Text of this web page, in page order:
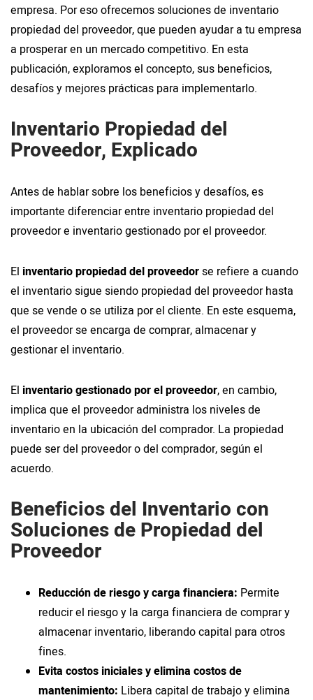
empresa. Por eso ofrecemos soluciones de inventario
propiedad del proveedor, que pueden ayudar a tu empresa
a prosperar en un mercado competitivo. En esta
publicación, exploramos el concepto, sus beneficios,
desafíos y mejores prácticas para implementarlo.
Inventario Propiedad del
Proveedor, Explicado
Antes de hablar sobre los beneficios y desafíos, es
importante diferenciar entre inventario propiedad del
proveedor e inventario gestionado por el proveedor.
El inventario propiedad del proveedorse refiere a cuando
el inventario sigue siendo propiedad del proveedor hasta
que se vende o se utiliza por el cliente. En este esquema,
el proveedor se encarga de comprar, almacenar y
gestionar el inventario.
El inventario gestionado por el proveedor, en cambio,
implica que el proveedor administra los niveles de
inventario en la ubicación del comprador. La propiedad
puede ser del proveedor o del comprador, según el
acuerdo.
Beneficios del Inventario con
Soluciones de Propiedad del
Proveedor
Reducción de riesgo y carga financiera: Permite
reducir el riesgo y la carga financiera de comprar y
almacenar inventario, liberando capital para otros
fines.
Evita costos iniciales y elimina costos de
mantenimiento: Libera capital de trabajo y elimina